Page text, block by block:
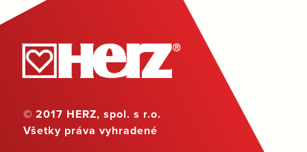
© 2017 HERZ, spol. s r.o.
Všetky práva vyhradené